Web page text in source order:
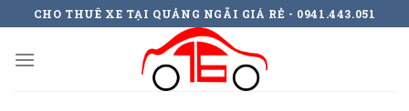
to
content
CHO THUÊ XE TẠI QUẢNG NGÃI GIÁ RẺ - 0941.443.051